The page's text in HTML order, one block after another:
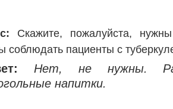
Скажите, пожалуйста,
соблюдать пациенты с
Нет, не нужны.
напитки.